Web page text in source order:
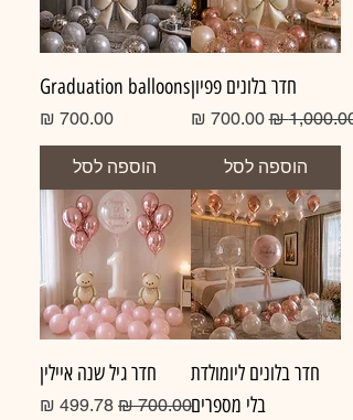
חדר בלונים פפיון
מחיר רגיל מחיר מבצע‏700.00 ‏₪
הוספה לסל
Graduation balloons
מחיר
הוספה לסל
חדר בלונים ליומולדת
בלי מספרים
חדר גיל שנה איילין
מחיר רגיל מחיר מבצע